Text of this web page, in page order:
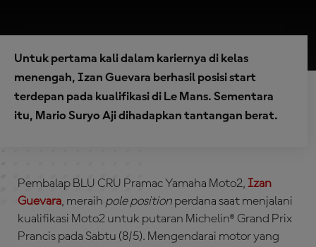
Untuk pertama kali dalam kariernya di kelas
menengah, Izan Guevara berhasil posisi start
terdepan pada kualifikasi di Le Mans. Sementara
itu, Mario Suryo Aji dihadapkan tantangan berat.
Pembalap BLU CRU Pramac Yamaha Moto2, Izan
Guevara, meraih pole position perdana saat menjalani
kualifikasi Moto2 untuk putaran Michelin® Grand Prix
Prancis pada Sabtu (8/5). Mengendarai motor yang